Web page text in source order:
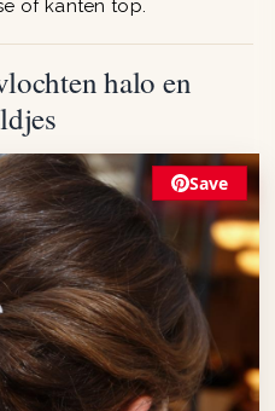
of kanten top.
halo en
Save